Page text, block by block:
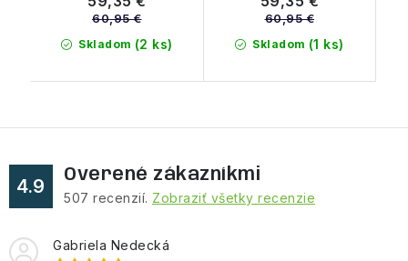
Skladom (2 ks)
60,95 €
Skladom (1 ks)
60,95 €
4.9
Overené zákazníkmi
507 recenzií. Zobraziť všetky recenzie
Gabriela Nedecká